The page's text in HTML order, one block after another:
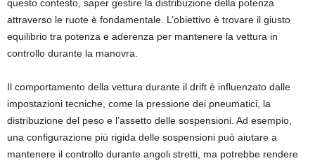
questo contesto, saper gestire la distribuzione della potenza
attraverso le ruote è fondamentale. L’obiettivo è trovare il giusto
equilibrio tra potenza e aderenza per mantenere la vettura in
controllo durante la manovra.
Il comportamento della vettura durante il drift è influenzato dalle
impostazioni tecniche, come la pressione dei pneumatici, la
distribuzione del peso e l’assetto delle sospensioni. Ad esempio,
una configurazione più rigida delle sospensioni può aiutare a
mantenere il controllo durante angoli stretti, ma potrebbe rendere